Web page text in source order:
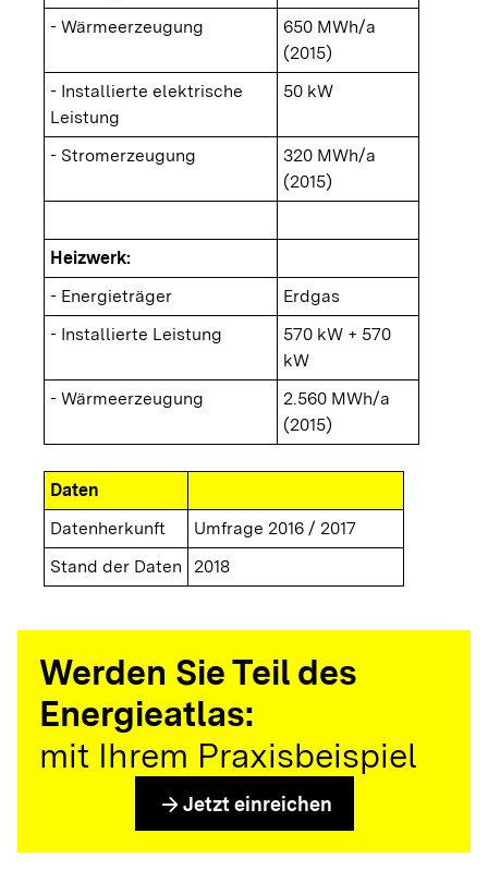
- Wärmeerzeugung
650 MWh/a
(2015)
- Installierte elektrische
Leistung
50 kW
- Stromerzeugung
320 MWh/a
(2015)
Heizwerk:
- Energieträger
Erdgas
- Installierte Leistung
570 kW + 570
kW
- Wärmeerzeugung
2.560 MWh/a
(2015)
Daten
Datenherkunft
Umfrage 2016 / 2017
Stand der Daten
2018
Werden Sie Teil des
Energieatlas:
mit Ihrem Praxisbeispiel
arrow_forward Jetzt einreichen